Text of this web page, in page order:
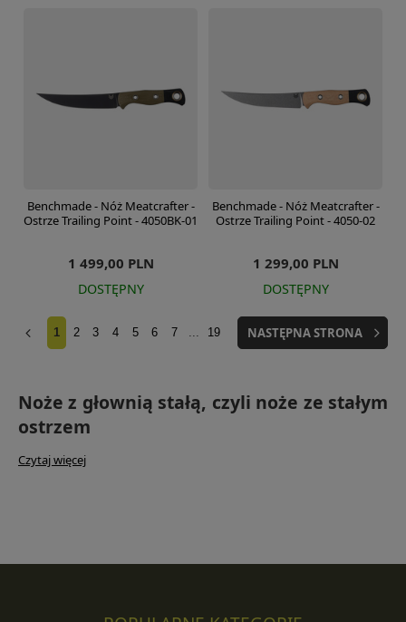
Benchmade - Nóż Meatcrafter -
Ostrze Trailing Point - 4050BK-01
1 499,00 PLN
DOSTĘPNY
Benchmade - Nóż Meatcrafter -
Ostrze Trailing Point - 4050-02
1 299,00 PLN
DOSTĘPNY
1 2 3 4 5 6 7 ... 19 NASTĘPNA STRONA
Noże z głownią stałą, czyli noże ze stałym
ostrzem
Czytaj więcej